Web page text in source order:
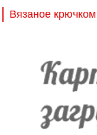
Вязаное